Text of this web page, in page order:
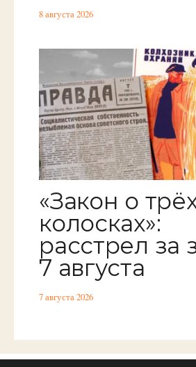
8 августа 2026
«Закон о
колосках»:
расстрел за
7 августа
7 августа 2026